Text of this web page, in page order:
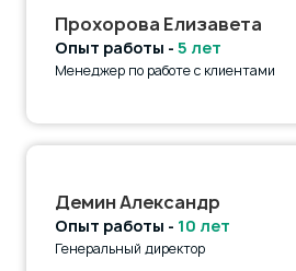
Прохорова Елизавета
Опыт работы - 5 лет
Менеджер по работе с клиентами
Демин Александр
Опыт работы - 10 лет
Генеральный директор